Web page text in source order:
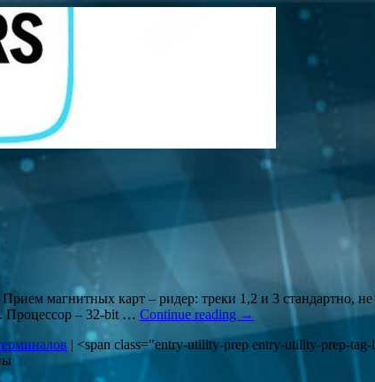
магнитных карт – ридер: треки 1,2 и 3 стандартно,
Процессор – 32-bit … Continue reading →
| <span class="entry-utility-prep entry-utility-prep-